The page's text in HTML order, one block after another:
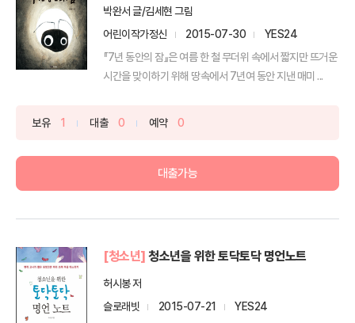
박완서 글/김세현 그림
어린이작가정신
2015-07-30
YES24
『7년 동안의 잠』은 여름 한 철 무더위 속에서 짧지만 뜨거운
시간을 맞이하기 위해 땅속에서 7년여 동안 지낸 매미 ...
보유 1 대출 0 예약 0
대출가능
[청소년] 청소년을 위한 토닥토닥 명언노트
허시봉 저
슬로래빗
2015-07-21
YES24